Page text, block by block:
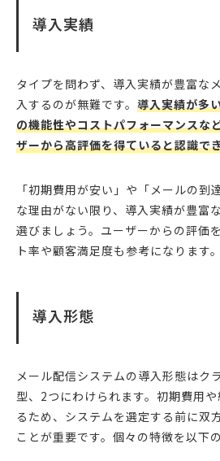
導入実績
タイプを問わず、導入実績が豊富な
入するのが無難です。 導入実績が多
の機能性やコストパフォーマンスな
ザーから高評価を得ていると認識で
「初期費用が安い」や「メールの到
な理由がない限り、導入実績が豊富
選びましょう。ユーザーからの評価
ト率や顧客満足度も参考になります。
導入形態
メール配信システムの導入形態はク
型、2つにわけられます。初期費用
るため、システムを選定する前に双
ことが重要です。個々の特徴を以下